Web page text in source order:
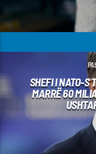
SHEFI I NATO-S
MARRË 60